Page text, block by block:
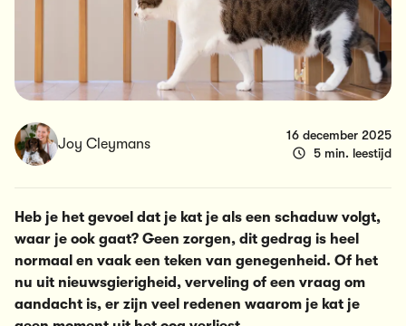
Joy Cleymans
16 december 2025
5 min. leestijd
Heb je het gevoel dat je kat je als een schaduw volgt,
waar je ook gaat? Geen zorgen, dit gedrag is heel
normaal en vaak een teken van genegenheid. Of het
nu uit nieuwsgierigheid, verveling of een vraag om
aandacht is, er zijn veel redenen waarom je kat je